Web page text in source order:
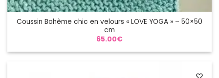
Coussin Bohème chic en velours « LOVE YOGA » – 50×50
cm
65.00€